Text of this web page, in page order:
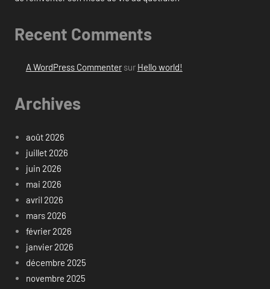
Recent Comments
A WordPress Commentersur Hello world!
Archives
août 2026
juillet 2026
juin 2026
mai 2026
avril 2026
mars 2026
février 2026
janvier 2026
décembre 2025
novembre 2025